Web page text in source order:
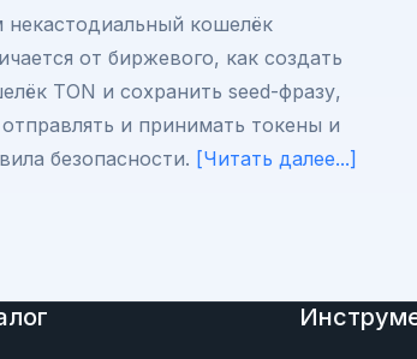
некастодиальный кошелёк
от биржевого, как создать
TON и сохранить seed-фразу,
отправлять и принимать токены и
безопасности. [Читать далее...]